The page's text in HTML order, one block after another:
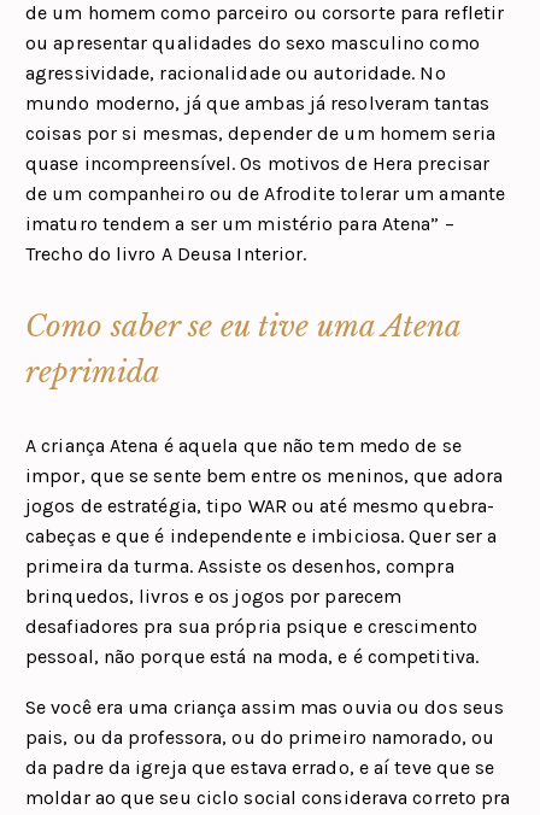
de um homem como parceiro ou corsorte para refletir
ou apresentar qualidades do sexo masculino como
agressividade, racionalidade ou autoridade. No
mundo moderno, já que ambas já resolveram tantas
coisas por si mesmas, depender de um homem seria
quase incompreensível. Os motivos de Hera precisar
de um companheiro ou de Afrodite tolerar um amante
imaturo tendem a ser um mistério para Atena” –
Trecho do livro A Deusa Interior.
Como saber se eu tive uma Atena
reprimida
A criança Atena é aquela que não tem medo de se
impor, que se sente bem entre os meninos, que adora
jogos de estratégia, tipo WAR ou até mesmo quebra-
cabeças e que é independente e imbiciosa. Quer ser a
primeira da turma. Assiste os desenhos, compra
brinquedos, livros e os jogos por parecem
desafiadores pra sua própria psique e crescimento
pessoal, não porque está na moda, e é competitiva.
Se você era uma criança assim mas ouvia ou dos seus
pais, ou da professora, ou do primeiro namorado, ou
da padre da igreja que estava errado, e aí teve que se
moldar ao que seu ciclo social considerava correto pra